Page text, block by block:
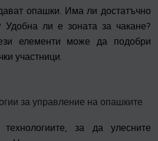
опашки. Има ли достатъчно
Удобна ли е зоната за чакане?
елементи може да подобри
участници.
за управление на опашките
за да улесните